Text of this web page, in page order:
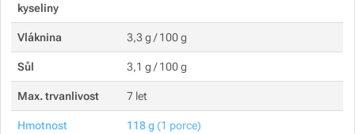
kyseliny
Vláknina 3,3 g / 100 g
Sůl 3,1 g / 100 g
Max. trvanlivost 7 let
Hmotnost 118 g (1 porce)